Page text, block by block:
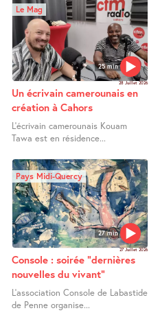
25 min
Le Mag
28 Juillet 2026
Un écrivain camerounais en
création à Cahors
L’écrivain camerounais Kouam
Tawa est en résidence...
27 min
Pays Midi-Quercy
27 Juillet 2026
Console : soirée "dernières
nouvelles du vivant"
L’association Console de Labastide
de Penne organise...